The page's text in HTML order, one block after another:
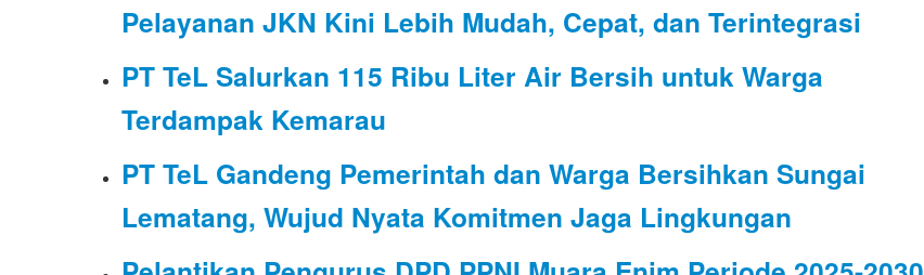
Pelayanan JKN Kini Lebih Mudah, Cepat, dan Terintegrasi
PT TeL Salurkan 115 Ribu Liter Air Bersih untuk Warga
Terdampak Kemarau
PT TeL Gandeng Pemerintah dan Warga Bersihkan Sungai
Lematang, Wujud Nyata Komitmen Jaga Lingkungan